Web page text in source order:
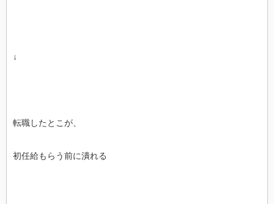
↓
転職したとこが、
初任給もらう前に潰れる